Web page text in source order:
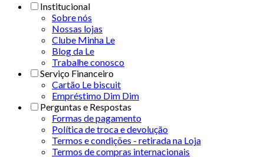
Institucional
Sobre nós
Nossas lojas
Clube Minha Le
Blog da Le
Trabalhe conosco
Serviço Financeiro
Cartão Le biscuit
Empréstimo Dim Dim
Perguntas e Respostas
Formas de pagamento
Política de troca e devolução
Termos e condições - retirada na Loja
Termos de compras internacionais